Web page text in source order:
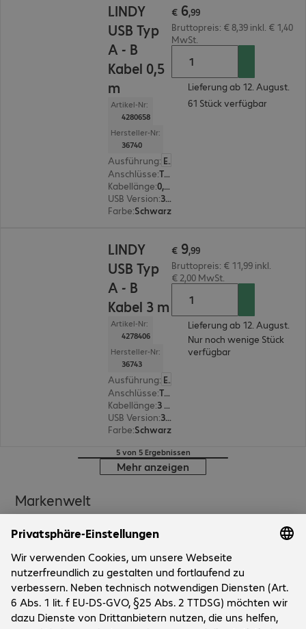
LINDY
USB Typ
A - B
Kabel 0,5
m
Artikel-Nr:
4280658
Hersteller-Nr:
36740
Ausführung:
Europäisch
Anschlüsse: Typ A | Typ B
Kabellänge:
0,5 m
USB Version: 3.0
Farbe:Schwarz
€ 6,99
Bruttopreis: € 8,39 inkl. € 1,40
MwSt.
Lieferung ab 12. August.
61 Stück verfügbar
LINDY
USB Typ
A - B
Kabel 3 m
Artikel-Nr:
4278406
Hersteller-Nr:
36743
Ausführung:
Europäisch
Anschlüsse: Typ A | Typ B
Kabellänge:
3 m
USB Version: 3.0
Farbe:Schwarz
€ 9,99
Bruttopreis: € 11,99 inkl.
€ 2,00 MwSt.
Lieferung ab 12. August.
Nur noch wenige Stück
verfügbar
5 von 5 Ergebnissen
Mehr anzeigen
Markenwelt